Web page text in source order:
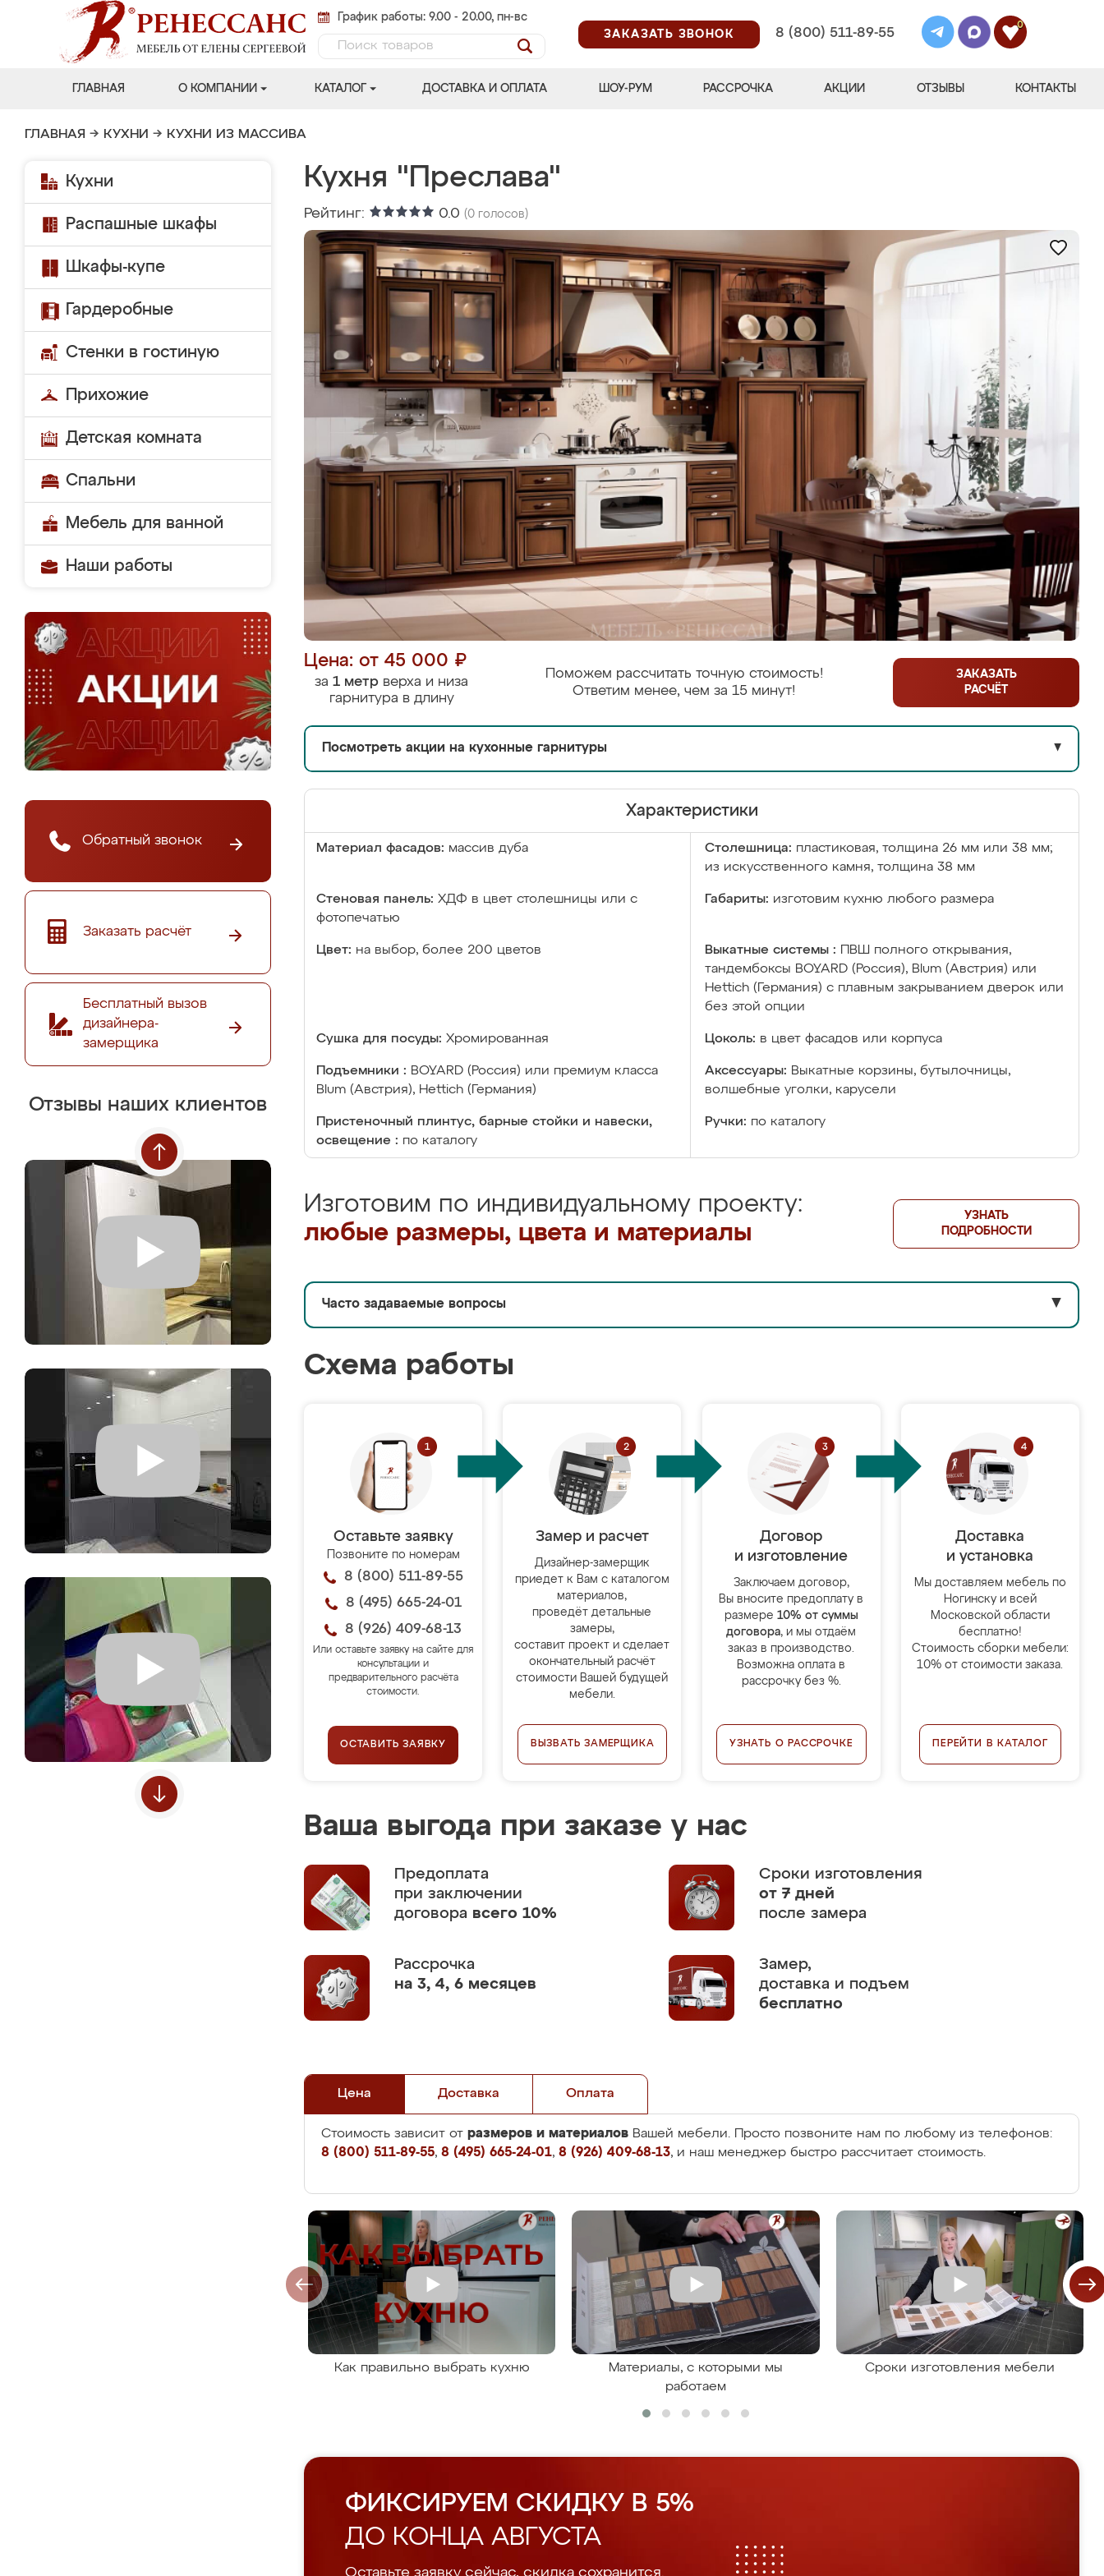
График работы: 9.00 - 20.00, пн-вс
ЗАКАЗАТЬ ЗВОНОК
8 (800) 511-89-55
0
ГЛАВНАЯ О КОМПАНИИ КАТАЛОГ ДОСТАВКА И ОПЛАТА ШОУ-РУМ РАССРОЧКА АКЦИИ ОТЗЫВЫ КОНТАКТЫ
ГЛАВНАЯ → КУХНИ → КУХНИ ИЗ МАССИВА
Кухни
Распашные шкафы
Шкафы-купе
Гардеробные
Стенки в гостиную
Прихожие
Детская комната
Спальни
Мебель для ванной
Наши работы
Обратный звонок
Заказать расчёт
Бесплатный вызов
дизайнера-
замерщика
Отзывы наших клиентов
Кухня "Преслава"
Рейтинг: 0.0 (0 голосов)
Цена: от 45 000 ₽
за 1 метр верха и низа
гарнитура в длину
Поможем рассчитать точную стоимость!
Ответим менее, чем за 15 минут!
ЗАКАЗАТЬ
РАСЧЁТ
Посмотреть акции на кухонные гарнитуры ▼
Характеристики
Материал фасадов: массив дуба Столешница: пластиковая, толщина 26 мм или 38 мм;
из искусственного камня, толщина 38 мм
Стеновая панель: ХДФ в цвет столешницы или с
фотопечатью
Габариты: изготовим кухню любого размера
Цвет: на выбор, более 200 цветов Выкатные системы :
ПВШ полного открывания,
тандембоксы BOYARD (Россия), Blum (Австрия) или
Hettich (Германия) с плавным закрыванием дверок или
без этой опции
Сушка для посуды: Хромированная Цоколь: в цвет фасадов или корпуса
Подъемники : BOYARD (Россия) или премиум класса
Blum (Австрия), Hettich (Германия)
Аксессуары: Выкатные корзины, бутылочницы,
волшебные уголки, карусели
Пристеночный плинтус, барные стойки и навески,
освещение : по каталогу
Ручки: по каталогу
Изготовим по индивидуальному проекту:
любые размеры, цвета и материалы
УЗНАТЬ
ПОДРОБНОСТИ
Часто задаваемые вопросы ▼
Схема работы
Оставьте заявку
Позвоните по номерам
8 (800) 511-89-55
8 (495) 665-24-01
8 (926) 409-68-13
Или оставьте заявку на сайте для
консультации и
предварительного расчёта
стоимости.
ОСТАВИТЬ ЗАЯВКУ
Замер и расчет
Дизайнер-замерщик
приедет к Вам с каталогом
материалов,
проведёт детальные
замеры,
составит проект и сделает
окончательный расчёт
стоимости Вашей будущей
мебели.
ВЫЗВАТЬ ЗАМЕРЩИКА
Договор
и изготовление
Заключаем договор,
Вы вносите предоплату в
размере 10% от суммы
договора, и мы отдаём
заказ в производство.
Возможна оплата в
рассрочку без %.
УЗНАТЬ О РАССРОЧКЕ
Доставка
и установка
Мы доставляем мебель по
Ногинску и всей
Московской области
бесплатно!
Стоимость сборки мебели:
10% от стоимости заказа.
ПЕРЕЙТИ В КАТАЛОГ
Ваша выгода при заказе у нас
Предоплата
при заключении
договора всего 10%
Сроки изготовления
от 7 дней
после замера
Рассрочка
на 3, 4, 6 месяцев
Замер,
доставка и подъем
бесплатно
Цена Доставка Оплата
Стоимость зависит от размеров и материалов Вашей мебели. Просто позвоните нам по любому из телефонов:
8 (800) 511-89-55, 8 (495) 665-24-01, 8 (926) 409-68-13, и наш менеджер быстро рассчитает стоимость.
Как правильно выбрать кухню
Материалы, с которыми мы
работаем
Сроки изготовления мебели
ФИКСИРУЕМ СКИДКУ В 5%
ДО КОНЦА АВГУСТА
Оставьте заявку сейчас, скидка сохранится.